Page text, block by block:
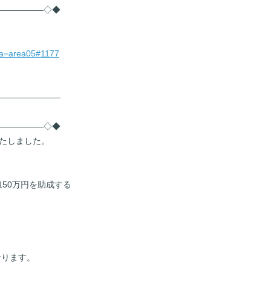
しました。
万円を助成する
ます。